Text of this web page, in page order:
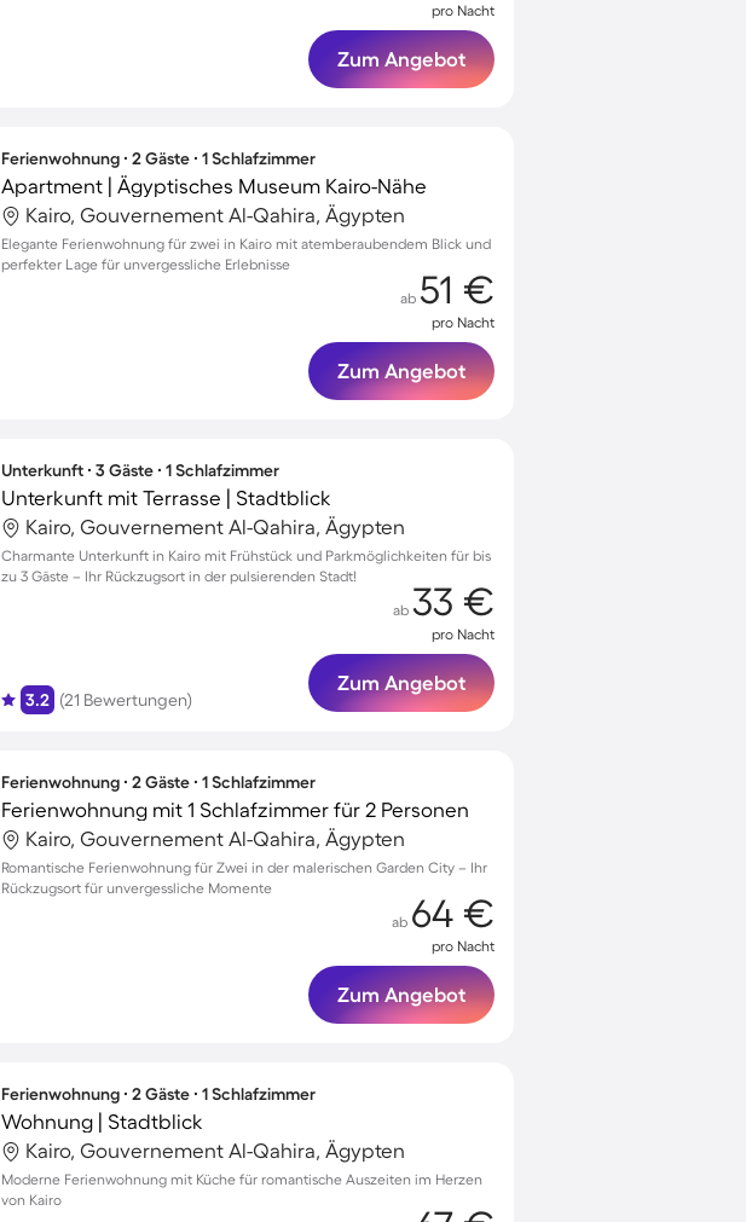
pro Nacht
Zum Angebot
Ferienwohnung ∙ 2 Gäste ∙ 1 Schlafzimmer
Apartment | Ägyptisches Museum Kairo-Nähe
Kairo, Gouvernement Al-Qahira, Ägypten
Elegante Ferienwohnung für zwei in Kairo mit atemberaubendem Blick und
perfekter Lage für unvergessliche Erlebnisse
ab 51 €
pro Nacht
Zum Angebot
Unterkunft ∙ 3 Gäste ∙ 1 Schlafzimmer
Unterkunft mit Terrasse | Stadtblick
Kairo, Gouvernement Al-Qahira, Ägypten
Charmante Unterkunft in Kairo mit Frühstück und Parkmöglichkeiten für bis
zu 3 Gäste – Ihr Rückzugsort in der pulsierenden Stadt!
3.2 (21 Bewertungen)
ab 33 €
pro Nacht
Zum Angebot
Ferienwohnung ∙ 2 Gäste ∙ 1 Schlafzimmer
Ferienwohnung mit 1 Schlafzimmer für 2 Personen
Kairo, Gouvernement Al-Qahira, Ägypten
Romantische Ferienwohnung für Zwei in der malerischen Garden City – Ihr
Rückzugsort für unvergessliche Momente
ab 64 €
pro Nacht
Zum Angebot
Ferienwohnung ∙ 2 Gäste ∙ 1 Schlafzimmer
Wohnung | Stadtblick
Kairo, Gouvernement Al-Qahira, Ägypten
Moderne Ferienwohnung mit Küche für romantische Auszeiten im Herzen
von Kairo